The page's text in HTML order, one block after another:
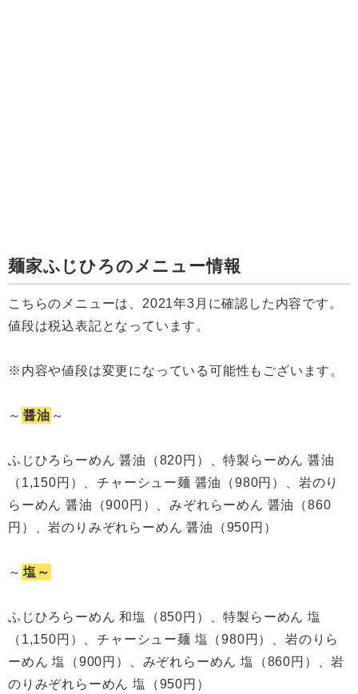
麺家ふじひろのメニュー情報
こちらのメニューは、2021年3月に確認した内容です。
値段は税込表記となっています。
※内容や値段は変更になっている可能性もございます。
～ 醤油 ～
ふじひろらーめん 醤油（820円）、特製らーめん 醤油
（1,150円）、チャーシュー麺 醤油（980円）、岩のり
らーめん 醤油（900円）、みぞれらーめん 醤油（860
円）、岩のりみぞれらーめん 醤油（950円）
～ 塩～
ふじひろらーめん 和塩（850円）、特製らーめん 塩
（1,150円）、チャーシュー麺 塩（980円）、岩のりら
ーめん 塩（900円）、みぞれらーめん 塩（860円）、岩
のりみぞれらーめん 塩（950円）